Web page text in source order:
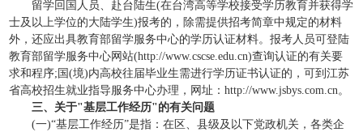
留学回国人员、赴台陆生(在台湾高等学校接受学历教育并获得学
士及以上学位的大陆学生)报考的，除需提供招考简章中规定的材料
外，还应出具教育部留学服务中心的学历认证材料。报考人员可登陆
教育部留学服务中心网站(http://www.cscse.edu.cn)查询认证的有关要
求和程序;国(境)内高校往届毕业生需进行学历证书认证的，可到江苏
省高校招生就业指导服务中心办理，网址：http://www.jsbys.com.cn。
三、关于"基层工作经历"的有关问题
(一)“基层工作经历”是指：在区、县级及以下党政机关，各类企